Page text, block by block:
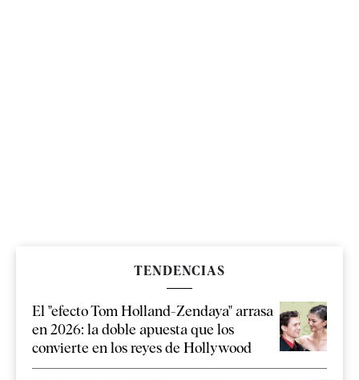
TENDENCIAS
El "efecto Tom Holland-Zendaya" arrasa
en 2026: la doble apuesta que los
convierte en los reyes de Hollywood